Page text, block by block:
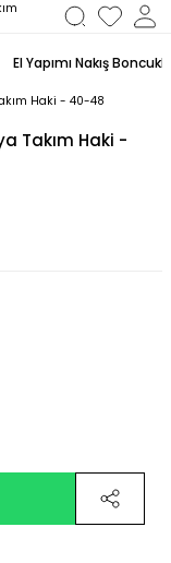
El Yapımı Nakış
Takım Haki -